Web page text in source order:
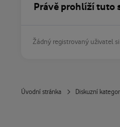
Právě prohlíží tuto
Žádný registrovaný uživatel
Úvodní stránka Diskuzní